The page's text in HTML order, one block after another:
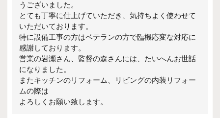
うございました。
とても丁寧に仕上げていただき、気持ちよく使わせて
いただいております。
特に設備工事の方はベテランの方で臨機応変な対応に
感謝しております。
営業の岩瀬さん、監督の森さんには、たいへんお世話
になりました。
またキッチンのリフォーム、リビングの内装リフォー
ムの際は
よろしくお願い致します。